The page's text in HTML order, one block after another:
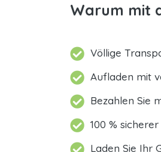
Warum mit
Völlige
Aufladen mit
Bezahlen Sie
100 %
Laden Sie Ihr